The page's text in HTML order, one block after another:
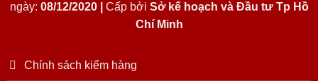
ngày: 08/12/2020 | Cấp bởi Sở kế hoạch và Đầu tư Tp Hồ
Chí Minh
Chính sách kiểm hàng